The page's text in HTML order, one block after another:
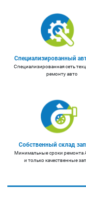
Специализированный
Специализированная сеть
ремонту авто
Собственный склад
Минимальные сроки ремонта
и только качественные